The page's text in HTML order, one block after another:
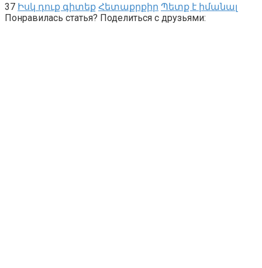
37 Իսկ դուք գիտեք Հետաքրքիր Պետք է իմանալ
Понравилась статья? Поделиться с друзьями: